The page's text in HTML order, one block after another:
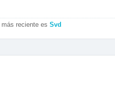
reciente es Svd